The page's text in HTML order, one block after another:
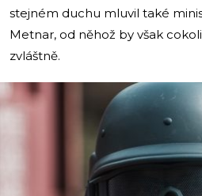
stejném duchu mluvil také
Metnar, od něhož by však
zvláštně.